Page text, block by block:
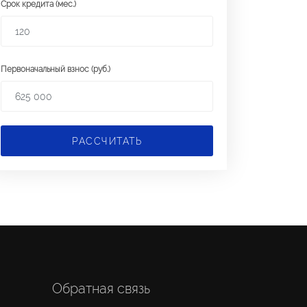
Срок кредита (мес.)
Первоначальный взнос (руб.)
РАССЧИТАТЬ
Обратная связь